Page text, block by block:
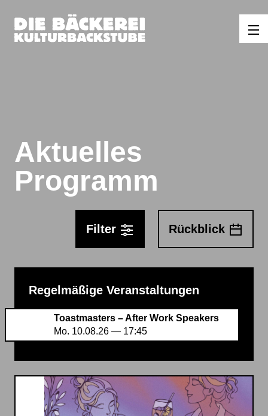
Aktuelles
Programm
Filter Rückblick
Regelmäßige Veranstaltungen
Toastmasters – After Work Speakers
Mo. 10.08.26 — 17:45